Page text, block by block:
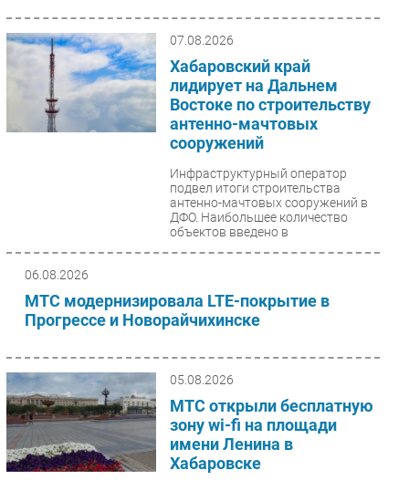
Безопасность
Инновации
CIO/Управление ИТ
Гаджеты
Здоровье
Интервью
Мероприятия
Проекты
IT класс
Тестовый стенд
Каталог компаний
07.08.2026
Хабаровский край
лидирует на Дальнем
Востоке по строительству
антенно-мачтовых
сооружений
Инфраструктурный оператор
подвел итоги строительства
антенно-мачтовых сооружений в
ДФО. Наибольшее количество
объектов введено в
06.08.2026
МТС модернизировала LTE-покрытие в
Прогрессе и Новорайчихинске
05.08.2026
МТС открыли бесплатную
зону wi-fi на площади
имени Ленина в
Хабаровске